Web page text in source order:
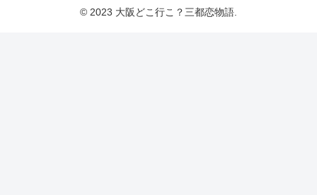
© 2023 大阪どこ行こ？三都恋物語.